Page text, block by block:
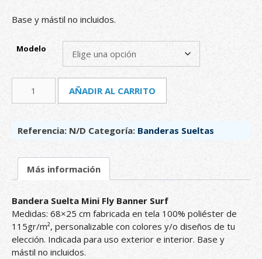
Base y mástil no incluidos.
Modelo
Suelta
Banner
AÑADIR AL CARRITO
r
v
e
:
Referencia: N/D Categoría: Banderas Sueltas
Más información
Bandera Suelta Mini Fly Banner Surf
Medidas: 68×25 cm fabricada en tela 100% poliéster de
115gr/m², personalizable con colores y/o diseños de tu
elección. Indicada para uso exterior e interior. Base y
mástil no incluidos.